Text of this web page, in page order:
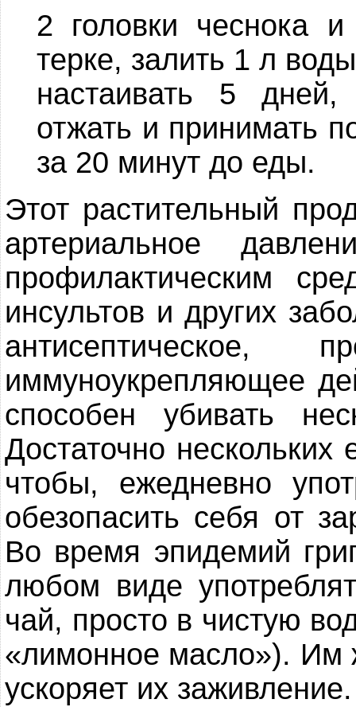
2 головки чеснока
терке, залить 1 л
настаивать 5
отжать и принимать
за 20 минут до еды.
Этот растительный
артериальное
профилактическим
инсультов и других
антисептическое,
иммуноукрепляющее
способен убивать
Достаточно
чтобы, ежедневно
обезопасить себя от
Во время эпидемий
любом виде
чай, просто в чистую
«лимонное масло»). Им
ускоряет их заживление.